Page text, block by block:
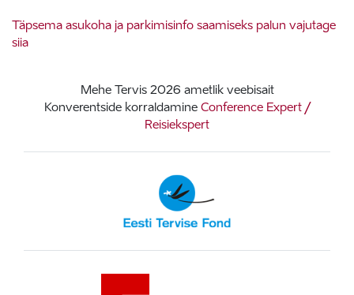
Täpsema asukoha ja parkimisinfo saamiseks palun vajutage
siia
Mehe Tervis 2026 ametlik veebisait
Konverentside korraldamine Conference Expert /
Reisiekspert